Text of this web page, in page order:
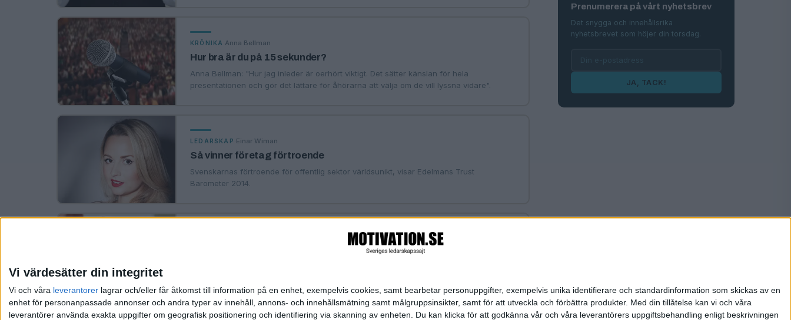
Vi värdesätter din integritet
Vi och våra leverantorer lagrar och/eller får åtkomst till information på en enhet, exempelvis cookies, samt bearbetar personuppgifter, exempelvis unika identifierare och standardinformation som skickas av en
enhet för personanpassade annonser och andra typer av innehåll, annons- och innehållsmätning samt målgruppsinsikter, samt för att utveckla och förbättra produkter. Med din tillåtelse kan vi och våra
leverantörer använda exakta uppgifter om geografisk positionering och identifiering via skanning av enheten. Du kan klicka för att godkänna vår och våra leverantörers uppgiftsbehandling enligt beskrivningen
KRÖNIKA Anna Bellman
Hur bra är du på 15 sekunder?
Anna Bellman: "Hur jag inleder är oerhört viktigt. Det sätter känslan för hela
presentationen och gör det lättare för åhörarna att välja om de vill lyssna vidare".
LEDARSKAP Einar Wiman
Så vinner företag förtroende
Svenskarnas förtroende för offentlig sektor världsunikt, visar Edelmans Trust
Barometer 2014.
Prenumerera på vårt nyhetsbrev
Det snygga och innehållsrika
nyhetsbrevet som höjer din torsdag.
JA, TACK!